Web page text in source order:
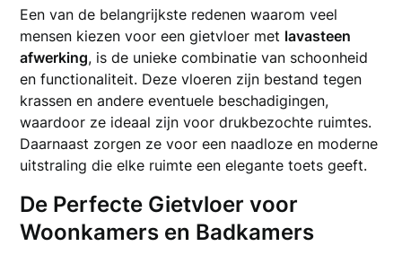
Een van de belangrijkste redenen waarom veel
mensen kiezen voor een gietvloer met lavasteen
afwerking, is de unieke combinatie van schoonheid
en functionaliteit. Deze vloeren zijn bestand tegen
krassen en andere eventuele beschadigingen,
waardoor ze ideaal zijn voor drukbezochte ruimtes.
Daarnaast zorgen ze voor een naadloze en moderne
uitstraling die elke ruimte een elegante toets geeft.
De Perfecte Gietvloer voor
Woonkamers en Badkamers